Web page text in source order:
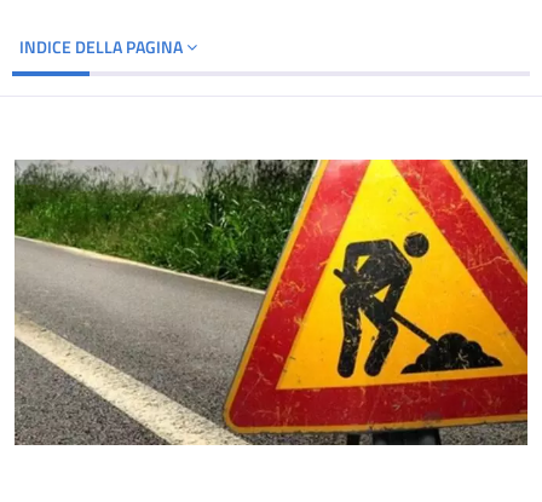
INDICE DELLA PAGINA